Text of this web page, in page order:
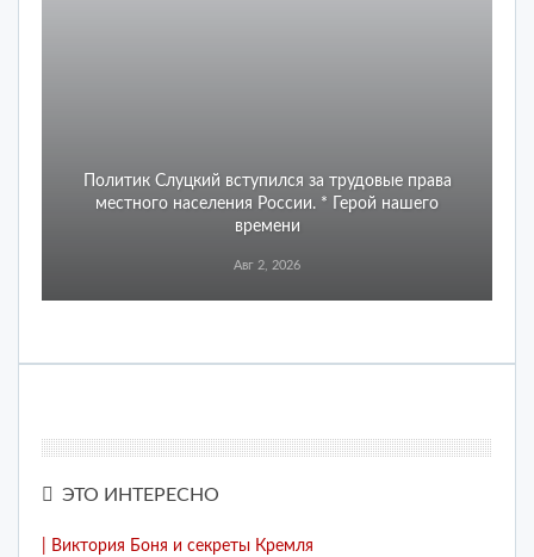
Политик Слуцкий вступился за трудовые права
местного населения России. * Герой нашего
времени
Авг 2, 2026
ЭТО ИНТЕРЕСНО
| Виктория Боня и секреты Кремля